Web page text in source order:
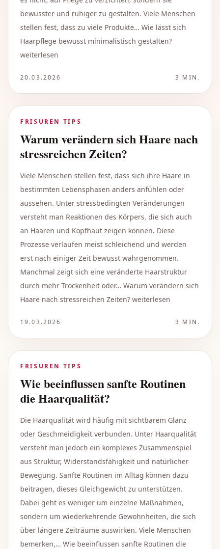
bewusster und ruhiger zu gestalten. Viele Menschen
stellen fest, dass zu viele Produkte… Wie lässt sich
Haarpflege bewusst minimalistisch gestalten?
weiterlesen
20.03.2026 3 MIN.
FRISUREN TIPS
Warum verändern sich Haare nach
stressreichen Zeiten?
Viele Menschen stellen fest, dass sich ihre Haare in
bestimmten Lebensphasen anders anfühlen oder
aussehen. Unter stressbedingten Veränderungen
versteht man Reaktionen des Körpers, die sich auch
an Haaren und Kopfhaut zeigen können. Diese
Prozesse verlaufen meist schleichend und werden
erst nach einiger Zeit bewusst wahrgenommen.
Manchmal zeigt sich eine veränderte Haarstruktur
durch mehr Trockenheit oder… Warum verändern sich
Haare nach stressreichen Zeiten? weiterlesen
19.03.2026 3 MIN.
FRISUREN TIPS
Wie beeinflussen sanfte Routinen
die Haarqualität?
Die Haarqualität wird häufig mit sichtbarem Glanz
oder Geschmeidigkeit verbunden. Unter Haarqualität
versteht man jedoch ein komplexes Zusammenspiel
aus Struktur, Widerstandsfähigkeit und natürlicher
Bewegung. Sanfte Routinen im Alltag können dazu
beitragen, dieses Gleichgewicht zu unterstützen.
Dabei geht es weniger um einzelne Maßnahmen,
sondern um wiederkehrende Gewohnheiten, die sich
über längere Zeiträume auswirken. Viele Menschen
bemerken,… Wie beeinflussen sanfte Routinen die